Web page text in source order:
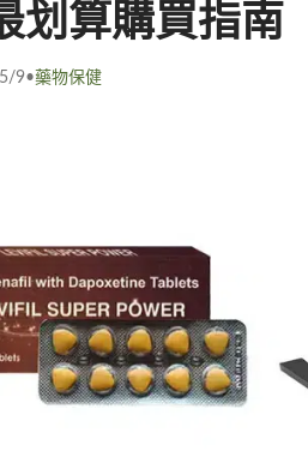
划算購買指南
9•藥物保健